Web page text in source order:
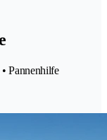
Pannenhilfe